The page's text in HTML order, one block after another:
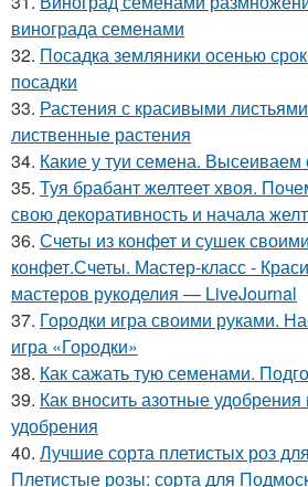
винограда семенами
32. Посадка земляники осенью
посадки
33. Растения с красивыми
лиственные растения
34. Какие у туи семена. Высеиваем
35. Туя брабант желтеет хвоя.
свою декоративность и начала
36. Счеты из конфет и сушек
конфет.Счеты. Мастер-класс -
мастеров рукоделия — LiveJournal
37. Городки игра своими руками.
игра «Городки»
38. Как сажать тую семенами.
39. Как вносить азотные
удобрения
40. Лучшие сорта плетистых роз
Плетистые розы: сорта для